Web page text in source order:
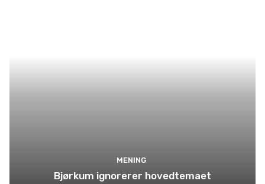
MENING
Bjørkum ignorerer hovedtemaet